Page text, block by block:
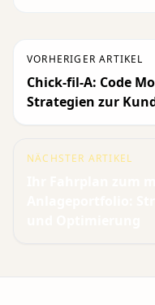
VORHERIGER ARTIKEL
Chick-fil-A: Code
Strategien zur
NÄCHSTER ARTIKEL